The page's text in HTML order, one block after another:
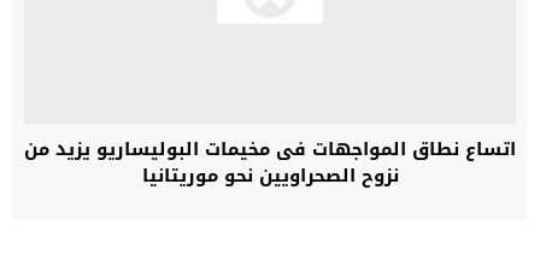
اتساع نطاق المواجهات فى مخيمات البوليساريو يزيد من
نزوح الصحراويين نحو موريتانيا